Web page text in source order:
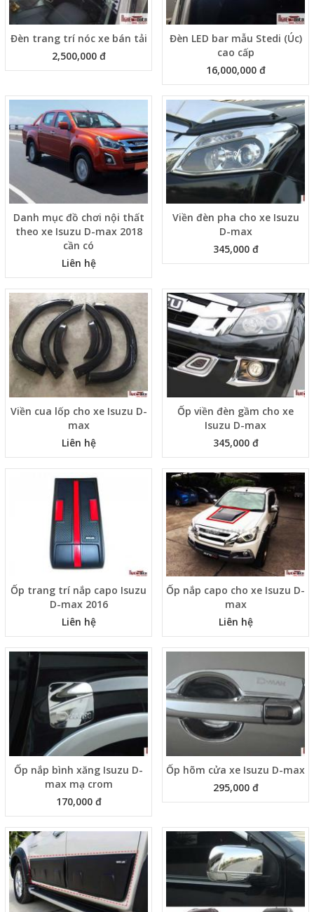
Đèn trang trí nóc xe bán tải
2,500,000 đ
Đèn LED bar mẫu Stedi (Úc)
cao cấp
16,000,000 đ
Danh mục đồ chơi nội thất
theo xe Isuzu D-max 2018
cần có
Liên hệ
Viền đèn pha cho xe Isuzu
D-max
345,000 đ
Viền cua lốp cho xe Isuzu D-
max
Liên hệ
Ốp viền đèn gầm cho xe
Isuzu D-max
345,000 đ
Ốp trang trí nắp capo Isuzu
D-max 2016
Liên hệ
Ốp nắp capo cho xe Isuzu D-
max
Liên hệ
Ốp nắp bình xăng Isuzu D-
max mạ crom
170,000 đ
Ốp hõm cửa xe Isuzu D-max
295,000 đ